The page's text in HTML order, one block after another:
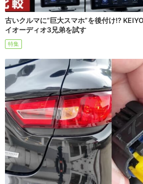
古いクルマに“巨大スマホ”を後付け!?
イオーディオ3兄弟を試す
特集